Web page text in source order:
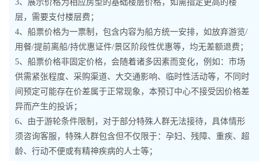
3、展示价格为相应房型的基础楼层价格，如需指定更高的楼
层，需要支付楼层费；
4、船票价格为一票制，包含内容为船方统一安排，如放弃游览/
用餐/提前离船/持优惠证件/景区阶段性优惠等，均无差额退费；
5、船票价格非固定价格，会随着诸多因素而变化，例如：市场
供需紧张程度、采购渠道、大交通影响、临时性活动等，不同时
间预定可能存在价差属于正常现象，本预订中心不接受因价格差
异而产生的投诉；
6、由于游轮条件限制，对于部分特殊人群无法接待，具体情形
须咨询客服，特殊人群包含但不仅限于：孕妇、残障、重疾、超
龄、行动不便或有精神疾病的人士等；